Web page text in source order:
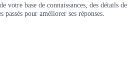
votre base de connaissances, des détails de
passés pour améliorer ses réponses.